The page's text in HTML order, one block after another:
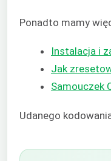
Ponadto mamy
Instalacja i
Jak
Samouczek
Udanego